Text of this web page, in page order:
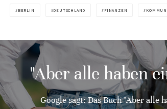
BERLIN DEUTSCHLAND FINANZEN
"Aber alle haben
Google sagt: Das Buch "Aber alle